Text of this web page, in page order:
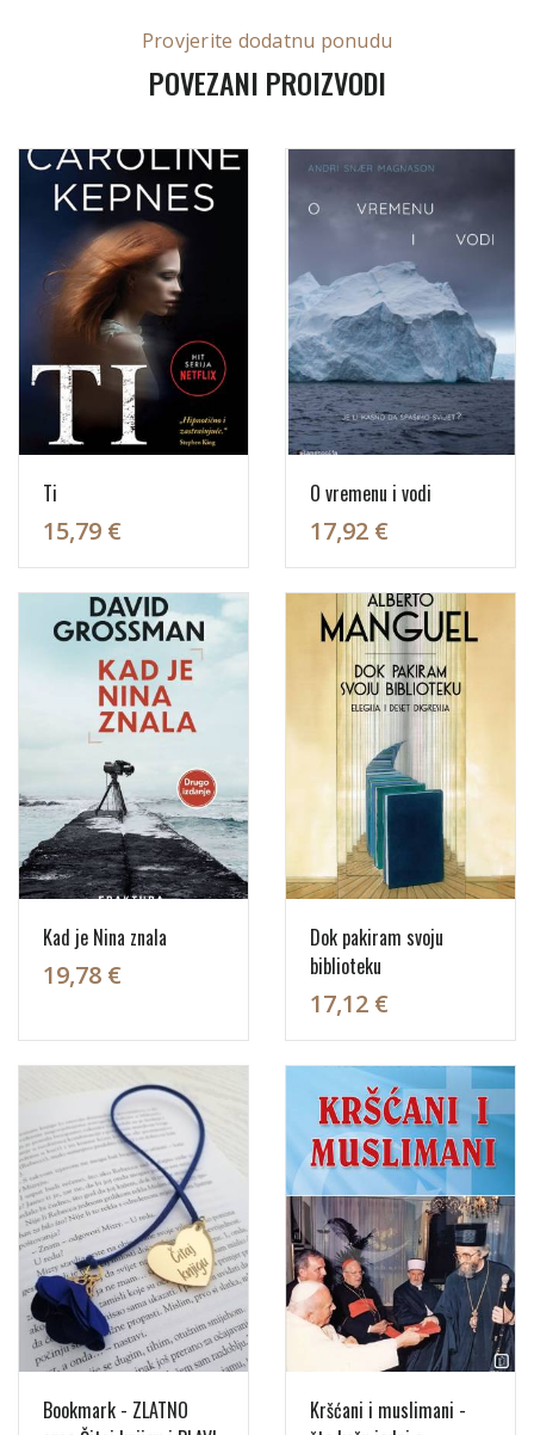
Provjerite dodatnu ponudu
POVEZANI PROIZVODI
Ti
15,79 €
O vremenu i vodi
17,92 €
Kad je Nina znala
19,78 €
Dok pakiram svoju
biblioteku
17,12 €
Bookmark - ZLATNO
Kršćani i muslimani -